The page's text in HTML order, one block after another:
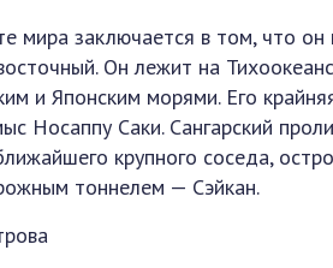
мира заключается в том, что он
Он лежит на
и Японским морями. Его
Носаппу Саки. Сангарский
крупного соседа,
тоннелем — Сэйкан.